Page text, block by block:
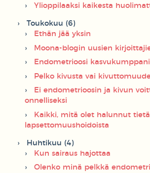
Ylioppilaaksi kaikesta
Toukokuu (6)
Ethän jää yksin
Moona-blogin uusien
Endometrioosi
Pelko kivusta vai
Ei endometrioosin ja kivun
onnelliseksi
Kaikki, mitä olet halunnut
lapsettomuushoidoista
Huhtikuu (4)
Kun sairaus hajottaa
Olenko minä pelkkä